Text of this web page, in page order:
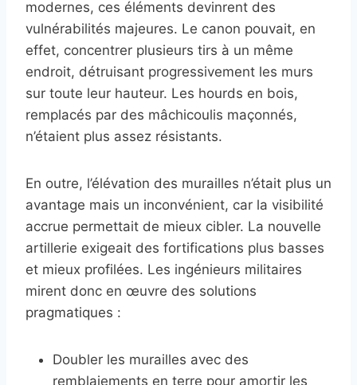
modernes, ces éléments devinrent des
vulnérabilités majeures. Le canon pouvait, en
effet, concentrer plusieurs tirs à un même
endroit, détruisant progressivement les murs
sur toute leur hauteur. Les hourds en bois,
remplacés par des mâchicoulis maçonnés,
n’étaient plus assez résistants.
En outre, l’élévation des murailles n’était plus un
avantage mais un inconvénient, car la visibilité
accrue permettait de mieux cibler. La nouvelle
artillerie exigeait des fortifications plus basses
et mieux profilées. Les ingénieurs militaires
mirent donc en œuvre des solutions
pragmatiques :
Doubler les murailles avec des
remblaiements en terre pour amortir les